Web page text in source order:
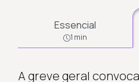
Essencial
1 min
A greve geral